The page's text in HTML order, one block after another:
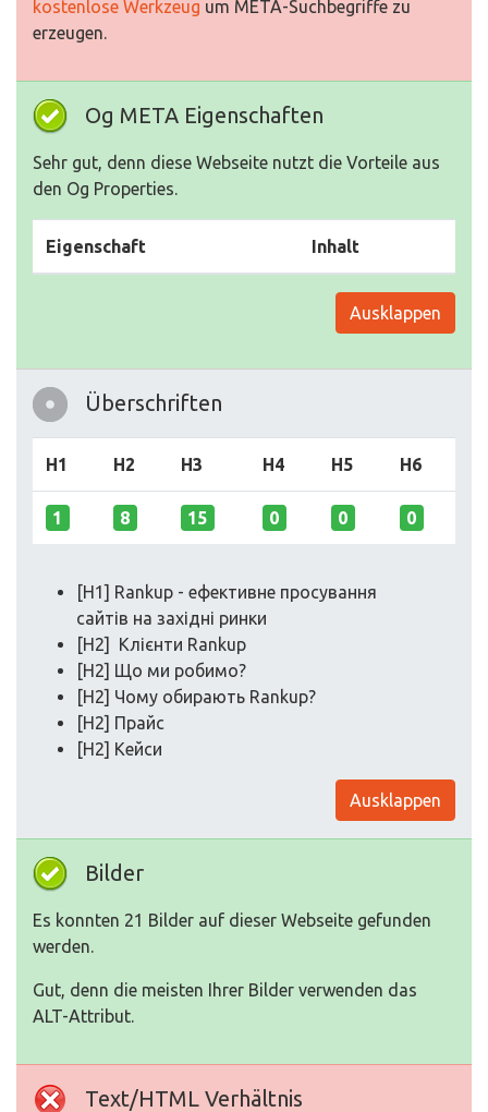
kostenlose Werkzeug um META-Suchbegriffe zu
erzeugen.
Og META Eigenschaften
Sehr gut, denn diese Webseite nutzt die Vorteile aus
den Og Properties.
Eigenschaft Inhalt
Ausklappen
Überschriften
H1 H2 H3 H4 H5 H6
1 8 15 0 0 0
[H1] Rankup - ефективне просування
сайтів на західні ринки
[H2] Клієнти Rankup
[H2] Що ми робимо?
[H2] Чому обирають Rankup?
[H2] Прайс
[H2] Кейси
Ausklappen
Bilder
Es konnten 21 Bilder auf dieser Webseite gefunden
werden.
Gut, denn die meisten Ihrer Bilder verwenden das
ALT-Attribut.
Text/HTML Verhältnis